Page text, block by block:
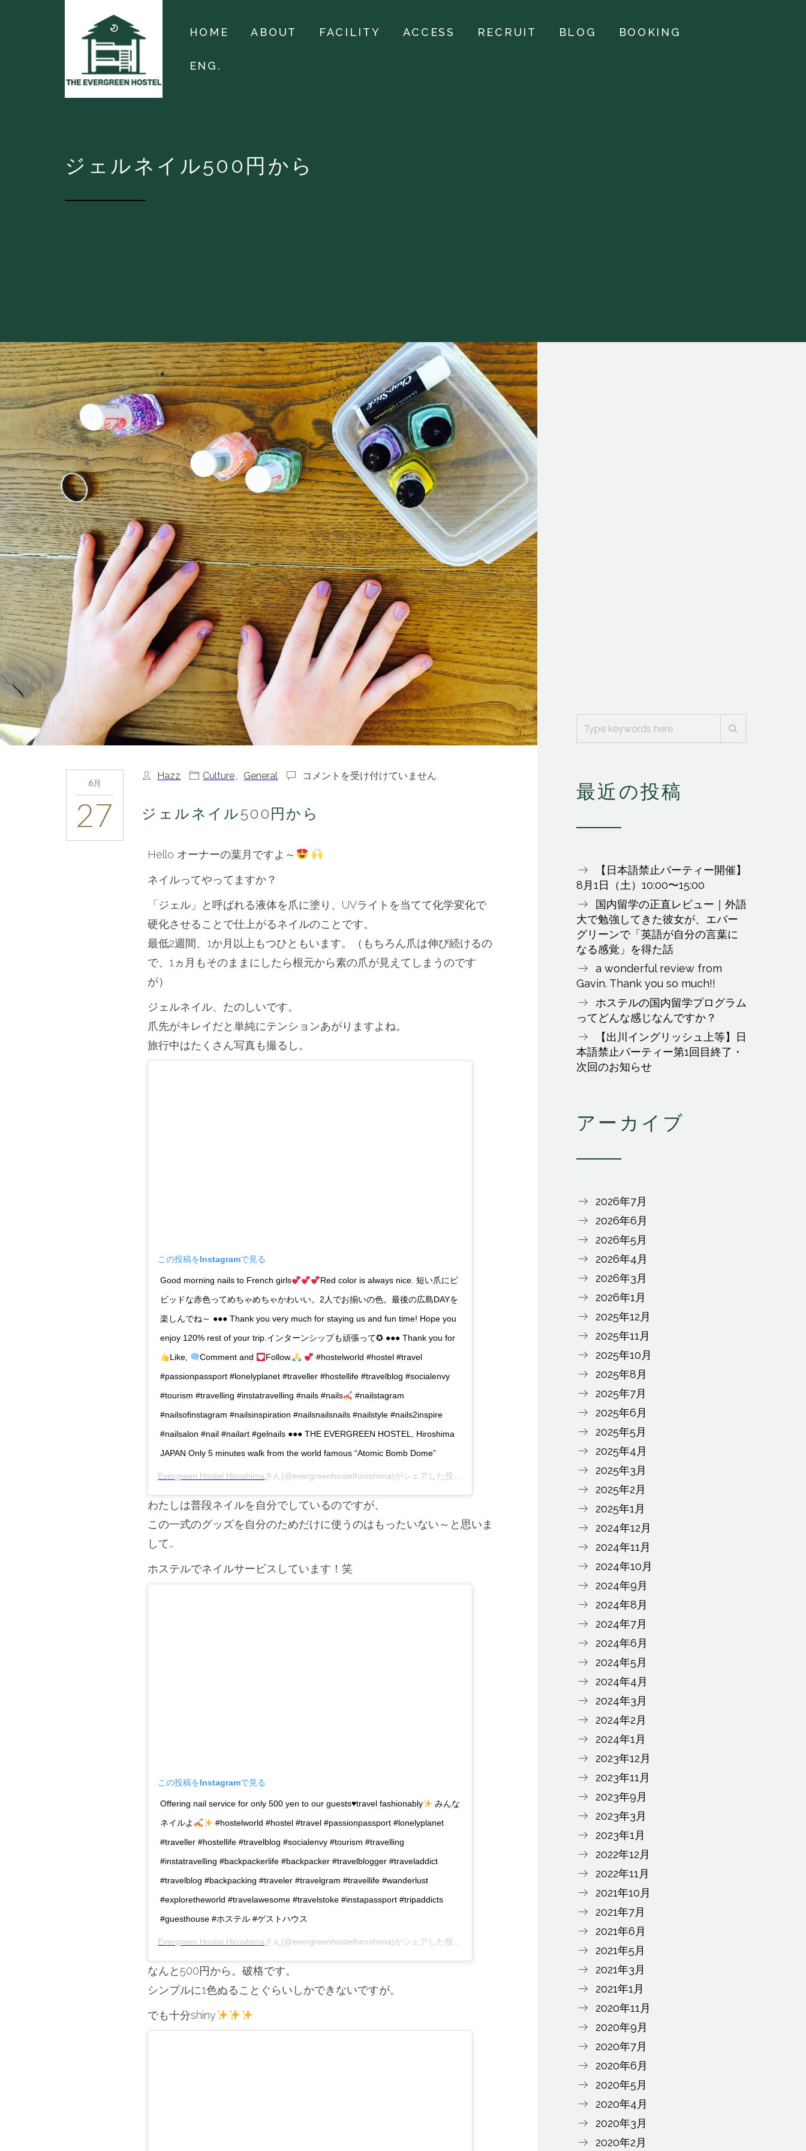
HOME ABOUT FACILITY ACCESS RECRUIT BLOG BOOKING
ENG.
ジェルネイル500円から
6月
27
Hazz Culture, General
ジ
ネ
500
は
コメントを受け付けていません
ジェルネイル500円から
Hello オーナーの葉月ですよ～
ネイルってやってますか？
「ジェル」と呼ばれる液体を爪に塗り、UVライトを当てて化学変化で
硬化させることで仕上がるネイルのことです。
最低2週間、1か月以上もつひともいます。（もちろん爪は伸び続けるの
で、1ヵ月もそのままにしたら根元から素の爪が見えてしまうのです
が）
ジェルネイル、たのしいです。
爪先がキレイだと単純にテンションあがりますよね。
旅行中はたくさん写真も撮るし。
この投稿をInstagramで見る
Good morning nails to French girls
Red color is always nice. 短い爪にビ
ビッドな赤色ってめちゃめちゃかわいい。2人でお揃いの色。最後の広島DAYを
楽しんでね～ ●●● Thank you very much for staying us and fun time! Hope you
enjoy 120% rest of your trip.インターンシップも頑張って✪ ●●● Thank you for
Like,
Comment and Follow.
#hostelworld #hostel #travel
#passionpassport #lonelyplanet #traveller #hostellife #travelblog #socialenvy
#tourism #travelling #instatravelling #nails #nails
#nailstagram
#nailsofinstagram #nailsinspiration #nailsnailsnails #nailstyle #nails2inspire
#nailsalon #nail #nailart #gelnails ●●● THE EVERGREEN HOSTEL, Hiroshima
JAPAN Only 5 minutes walk from the world famous “Atomic Bomb Dome”
Evergreen Hostel Hiroshimaさん(@evergreenhostelhiroshima)がシェアした投稿 – 2019年 6月月13日午後6時37分PDT
わたしは普段ネイルを自分でしているのですが、
この一式のグッズを自分のためだけに使うのはもったいない～と思いま
して…
ホステルでネイルサービスしています！笑
この投稿をInstagramで見る
Offering nail service for only 500 yen to our guests♥travel fashionably
みんな
ネイルよ
#hostelworld #hostel #travel #passionpassport #lonelyplanet
#traveller #hostellife #travelblog #socialenvy #tourism #travelling
#instatravelling #backpackerlife #backpacker #travelblogger #traveladdict
#travelblog #backpacking #traveler #travelgram #travellife #wanderlust
#exploretheworld #travelawesome #travelstoke #instapassport #tripaddicts
#guesthouse #ホステル #ゲストハウス
Evergreen Hostel Hiroshimaさん(@evergreenhostelhiroshima)がシェアした投稿 –
なんと500円から。破格です。
シンプルに1色ぬることぐらいしかできないですが。
でも十分shiny
最近の投稿
【日本語禁止パーティー開催】
8月1日（土）10:00〜15:00
国内留学の正直レビュー｜外語
大で勉強してきた彼女が、エバー
グリーンで「英語が自分の言葉に
なる感覚」を得た話
a wonderful review from
Gavin. Thank you so much!!
ホステルの国内留学プログラム
ってどんな感じなんですか？
【出川イングリッシュ上等】日
本語禁止パーティー第1回目終了・
次回のお知らせ
アーカイブ
2026年7月
2026年6月
2026年5月
2026年4月
2026年3月
2026年1月
2025年12月
2025年11月
2025年10月
2025年8月
2025年7月
2025年6月
2025年5月
2025年4月
2025年3月
2025年2月
2025年1月
2024年12月
2024年11月
2024年10月
2024年9月
2024年8月
2024年7月
2024年6月
2024年5月
2024年4月
2024年3月
2024年2月
2024年1月
2023年12月
2023年11月
2023年9月
2023年3月
2023年1月
2022年12月
2022年11月
2021年10月
2021年7月
2021年6月
2021年5月
2021年3月
2021年1月
2020年11月
2020年9月
2020年7月
2020年6月
2020年5月
2020年4月
2020年3月
2020年2月